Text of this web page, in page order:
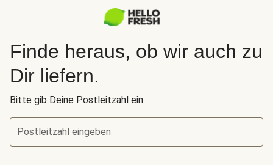
Finde heraus, ob wir auch zu
Dir liefern.
Bitte gib Deine Postleitzahl ein.
Postleitzahl eingeben